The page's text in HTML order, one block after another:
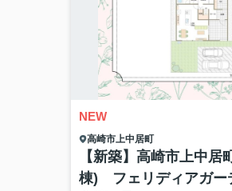
NEW
高崎市上中居町
【新築】高崎市上中
棟) フェリディアガ